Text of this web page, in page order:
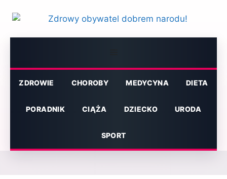
ZDROWIE CHOROBY MEDYCYNA DIETA
PORADNIK CIĄŻA DZIECKO URODA
SPORT